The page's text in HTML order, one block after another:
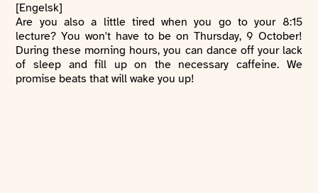
[Engelsk]
Are you also a little tired when you go to your 8:15
lecture? You won't have to be on Thursday, 9 October!
During these morning hours, you can dance off your lack
of sleep and fill up on the necessary caffeine. We
promise beats that will wake you up!